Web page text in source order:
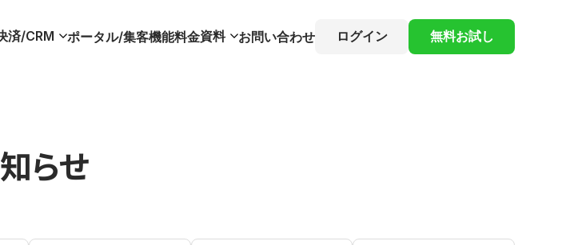
済/CRM ポータル/集客機能料金資料 お問い合わせ ログイン 無料お試し
らせ